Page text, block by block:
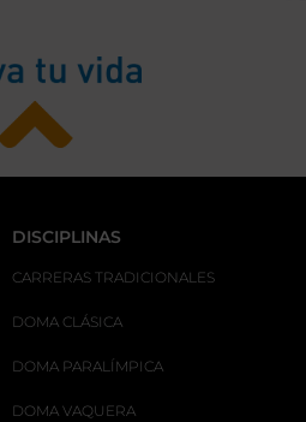
DISCIPLINAS
CARRERAS TRADICIONALES
DOMA CLÁSICA
DOMA PARALÍMPICA
DOMA VAQUERA